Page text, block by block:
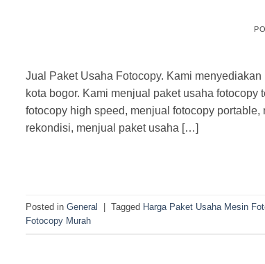
Jual Paket Usaha Fotocopy. Kami
kota bogor. Kami menjual paket usaha
fotocopy high speed, menjual fotocopy
rekondisi, menjual paket usaha […]
Posted in General Tagged Harga Paket Usaha Mesin
Fotocopy Murah